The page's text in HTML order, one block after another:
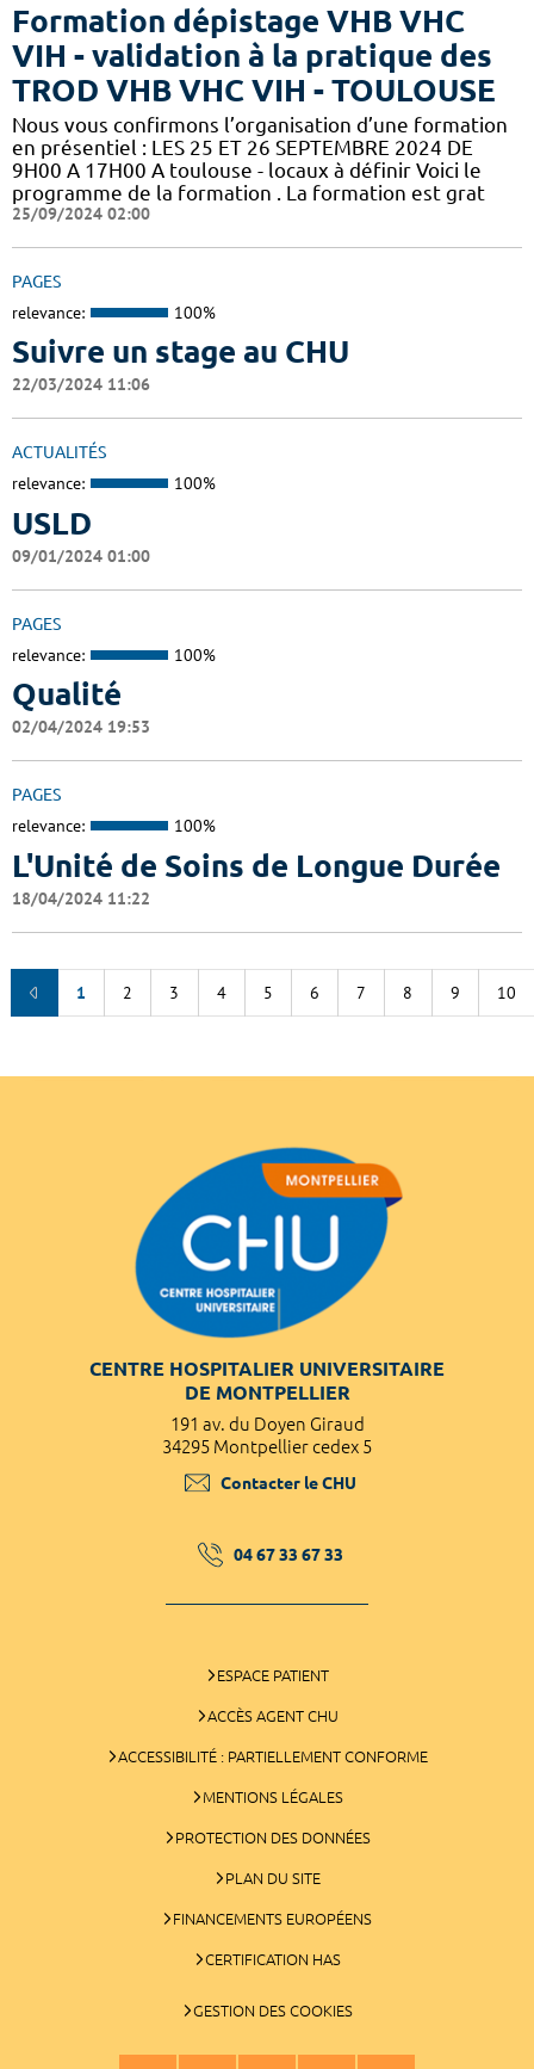
Formation dépistage VHB VHC
VIH - validation à la pratique des
TROD VHB VHC VIH - TOULOUSE
Nous vous confirmons l’organisation d’une formation
en présentiel : LES 25 ET 26 SEPTEMBRE 2024 DE
9H00 A 17H00 A toulouse - locaux à définir Voici le
programme de la formation . La formation est grat
25/09/2024 02:00
PAGES
relevance: 100%
Suivre un stage au CHU
22/03/2024 11:06
ACTUALITÉS
relevance: 100%
USLD
09/01/2024 01:00
PAGES
relevance: 100%
Qualité
02/04/2024 19:53
PAGES
relevance: 100%
L'Unité de Soins de Longue Durée
18/04/2024 11:22
1 2 3 4 5 6 7 8 9 10
CENTRE HOSPITALIER UNIVERSITAIRE
DE MONTPELLIER
191 av. du Doyen Giraud
34295 Montpellier cedex 5
Contacter le CHU
04 67 33 67 33
ESPACE PATIENT
ACCÈS AGENT CHU
ACCESSIBILITÉ : PARTIELLEMENT CONFORME
MENTIONS LÉGALES
PROTECTION DES DONNÉES
PLAN DU SITE
FINANCEMENTS EUROPÉENS
CERTIFICATION HAS
GESTION DES COOKIES